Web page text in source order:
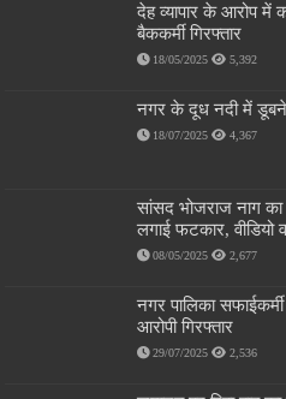
देह व्यापार के आरोप में
बैककर्मी गिरफ्तार
18/05/2025 5,392
नगर के दूध नदी में डूबने
18/07/2025 4,367
सांसद भोजराज नाग का
लगाई फटकार, वीडियो
08/05/2025 2,677
नगर पालिका
आरोपी गिरफ्तार
29/07/2025 2,536